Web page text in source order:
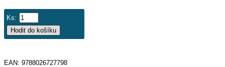
Ks:
EAN: 9788026727798